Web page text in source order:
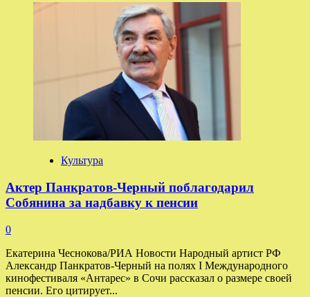
Ширвиндта
удостоили
кинопремии
посмертно
Культура
Актер Панкратов-Черный поблагодарил
Собянина за надбавку к пенсии
0
Екатерина Чеснокова/РИА Новости Народный артист РФ
Александр Панкратов-Черный на полях I Международного
кинофестиваля «Антарес» в Сочи рассказал о размере своей
пенсии. Его цитирует...